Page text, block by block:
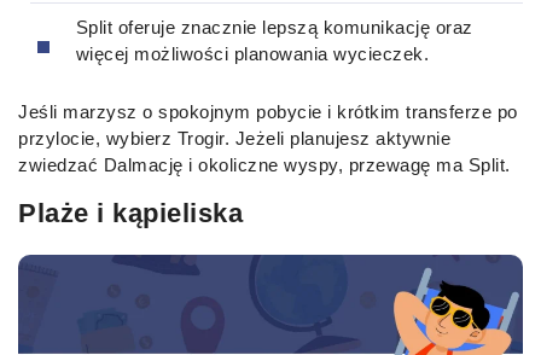
Split oferuje znacznie lepszą komunikację oraz
więcej możliwości planowania wycieczek.
Jeśli marzysz o spokojnym pobycie i krótkim transferze po
przylocie, wybierz Trogir. Jeżeli planujesz aktywnie
zwiedzać Dalmację i okoliczne wyspy, przewagę ma Split.
Plaże i kąpieliska